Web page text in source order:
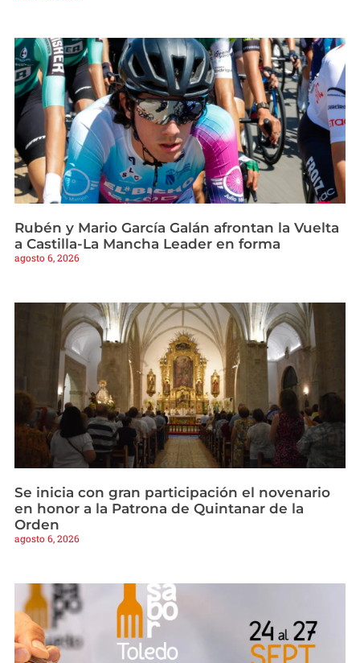
Rubén y Mario García Galán afrontan la Vuelta
a Castilla-La Mancha Leader en forma
agosto 6, 2026
Se inicia con gran participación el novenario
en honor a la Patrona de Quintanar de la
Orden
agosto 6, 2026